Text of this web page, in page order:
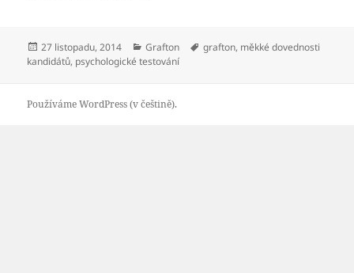
Publikováno:
27 listopadu, 2014 Rubriky:
Grafton Štítky:
grafton, měkké dovednosti
kandidátů, psychologické testování
Používáme WordPress (v češtině).